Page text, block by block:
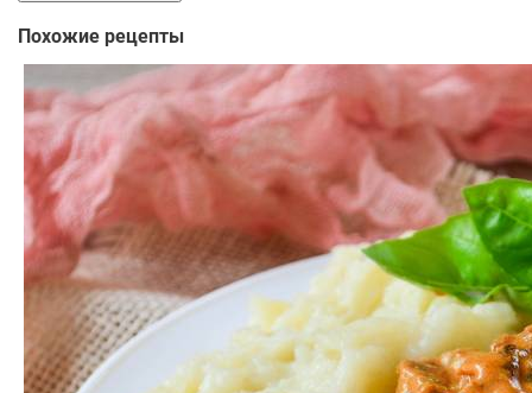
Похожие рецепты